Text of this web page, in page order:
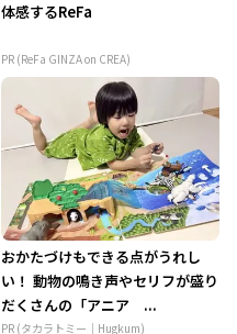
体感するReFa
PR (ReFa GINZA on CREA)
おかたづけもできる点がうれし
い！ 動物の鳴き声やセリフが盛り
だくさんの「アニア ...
PR (タカラトミー｜Hugkum)